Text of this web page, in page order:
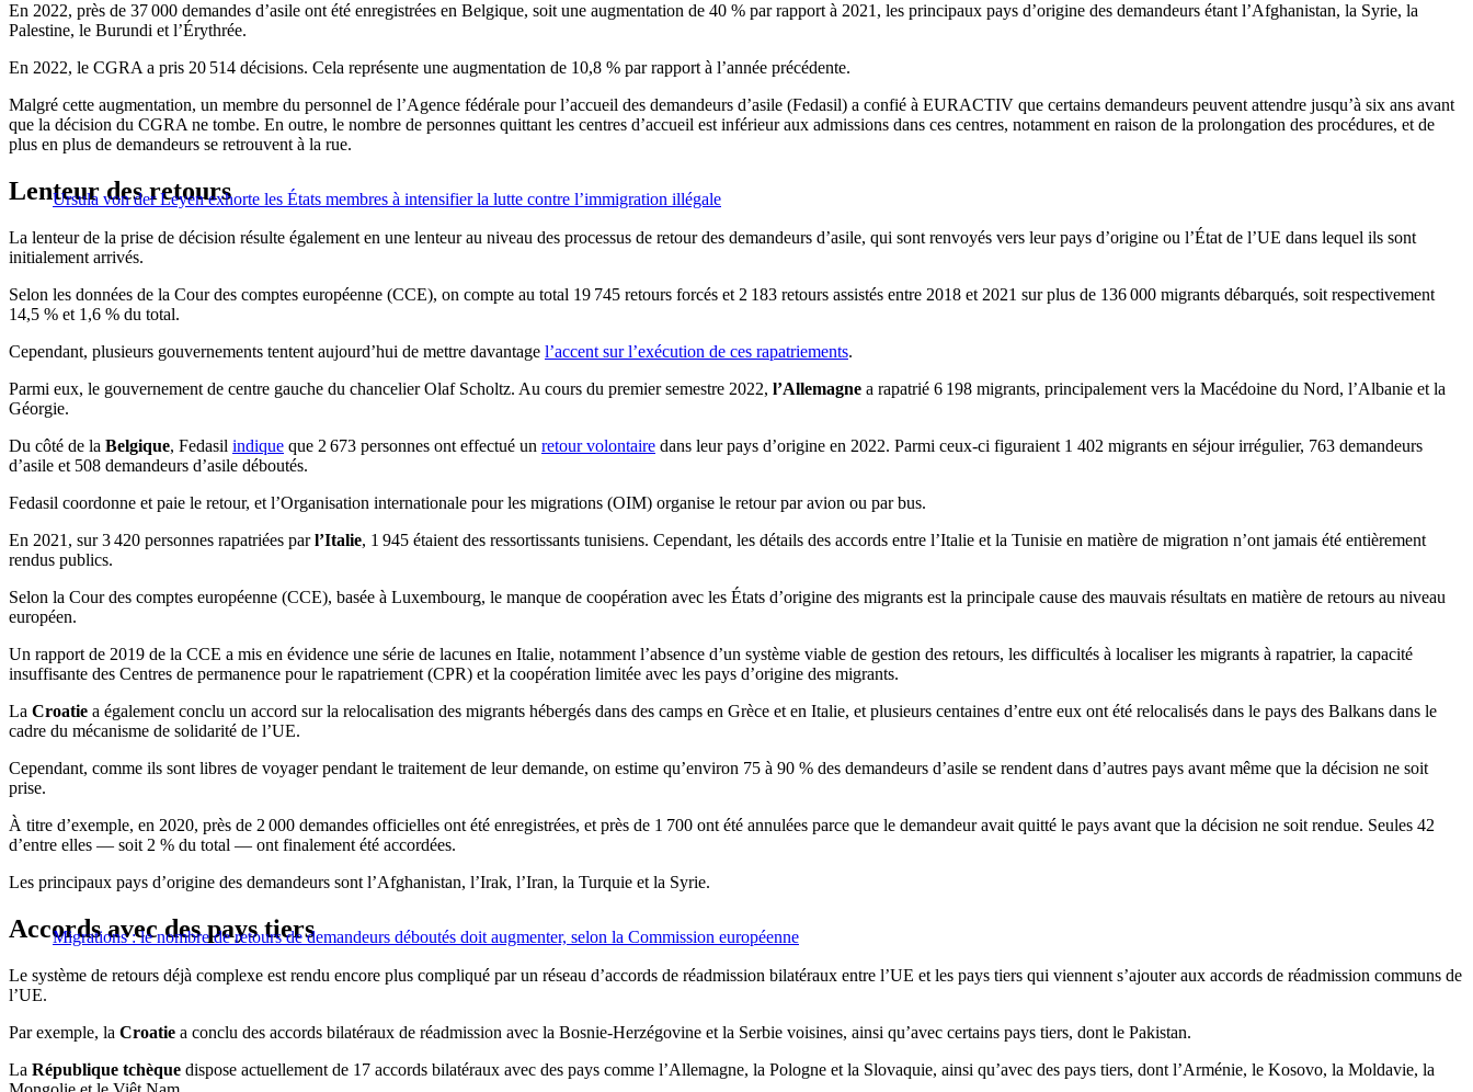
En 2022, près de 37 000 demandes d’asile ont été enregistrées en Belgique, soit une augmentation de 40 % par rapport à 2021, les principaux pays d’origine des demandeurs étant l’Afghanistan, la Syrie, la
Palestine, le Burundi et l’Érythrée.
En 2022, le CGRA a pris 20 514 décisions. Cela représente une augmentation de 10,8 % par rapport à l’année précédente.
Malgré cette augmentation, un membre du personnel de l’Agence fédérale pour l’accueil des demandeurs d’asile (Fedasil) a confié à EURACTIV que certains demandeurs peuvent attendre jusqu’à six ans avant
que la décision du CGRA ne tombe. En outre, le nombre de personnes quittant les centres d’accueil est inférieur aux admissions dans ces centres, notamment en raison de la prolongation des procédures, et de
plus en plus de demandeurs se retrouvent à la rue.
Ursula von der Leyen exhorte les États membres à intensifier la lutte contre l’immigration illégale
Lenteur des retours
La lenteur de la prise de décision résulte également en une lenteur au niveau des processus de retour des demandeurs d’asile, qui sont renvoyés vers leur pays d’origine ou l’État de l’UE dans lequel ils sont
initialement arrivés.
Selon les données de la Cour des comptes européenne (CCE), on compte au total 19 745 retours forcés et 2 183 retours assistés entre 2018 et 2021 sur plus de 136 000 migrants débarqués, soit respectivement
14,5 % et 1,6 % du total.
Cependant, plusieurs gouvernements tentent aujourd’hui de mettre davantage l’accent sur l’exécution de ces rapatriements.
Parmi eux, le gouvernement de centre gauche du chancelier Olaf Scholtz. Au cours du premier semestre 2022, l’Allemagne a rapatrié 6 198 migrants, principalement vers la Macédoine du Nord, l’Albanie et la
Géorgie.
Du côté de la Belgique, Fedasil indique que 2 673 personnes ont effectué un retour volontaire dans leur pays d’origine en 2022. Parmi ceux-ci figuraient 1 402 migrants en séjour irrégulier, 763 demandeurs
d’asile et 508 demandeurs d’asile déboutés.
Fedasil coordonne et paie le retour, et l’Organisation internationale pour les migrations (OIM) organise le retour par avion ou par bus.
En 2021, sur 3 420 personnes rapatriées parl’Italie, 1 945 étaient des ressortissants tunisiens. Cependant, les détails des accords entre l’Italie et la Tunisie en matière de migration n’ont jamais été entièrement
rendus publics.
Selon la Cour des comptes européenne (CCE), basée à Luxembourg, le manque de coopération avec les États d’origine des migrants est la principale cause des mauvais résultats en matière de retours au niveau
européen.
Un rapport de 2019 de la CCE a mis en évidence une série de lacunes en Italie, notamment l’absence d’un système viable de gestion des retours, les difficultés à localiser les migrants à rapatrier, la capacité
insuffisante des Centres de permanence pour le rapatriement (CPR) et la coopération limitée avec les pays d’origine des migrants.
La Croatie a également conclu un accord sur la relocalisation des migrants hébergés dans des camps en Grèce et en Italie, et plusieurs centaines d’entre eux ont été relocalisés dans le pays des Balkans dans le
cadre du mécanisme de solidarité de l’UE.
Cependant, comme ils sont libres de voyager pendant le traitement de leur demande, on estime qu’environ 75 à 90 % des demandeurs d’asile se rendent dans d’autres pays avant même que la décision ne soit
prise.
À titre d’exemple, en 2020, près de 2 000 demandes officielles ont été enregistrées, et près de 1 700 ont été annulées parce que le demandeur avait quitté le pays avant que la décision ne soit rendue. Seules 42
d’entre elles — soit 2 % du total — ont finalement été accordées.
Les principaux pays d’origine des demandeurs sont l’Afghanistan, l’Irak, l’Iran, la Turquie et la Syrie.
Migrations : le nombre de retours de demandeurs déboutés doit augmenter, selon la Commission européenne
Accords avec des pays tiers
Le système de retours déjà complexe est rendu encore plus compliqué par un réseau d’accords de réadmission bilatéraux entre l’UE et les pays tiers qui viennent s’ajouter aux accords de réadmission communs de
l’UE.
Par exemple, la Croatie a conclu des accords bilatéraux de réadmission avec la Bosnie-Herzégovine et la Serbie voisines, ainsi qu’avec certains pays tiers, dont le Pakistan.
La République tchèque dispose actuellement de 17 accords bilatéraux avec des pays comme l’Allemagne, la Pologne et la Slovaquie, ainsi qu’avec des pays tiers, dont l’Arménie, le Kosovo, la Moldavie, la